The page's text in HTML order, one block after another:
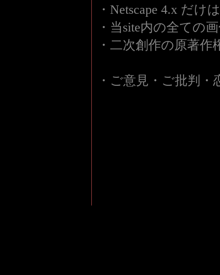
・Netscape 4.x だけ
・当site内の全ての
・二次創作の原著
・ご意見・ご批判・